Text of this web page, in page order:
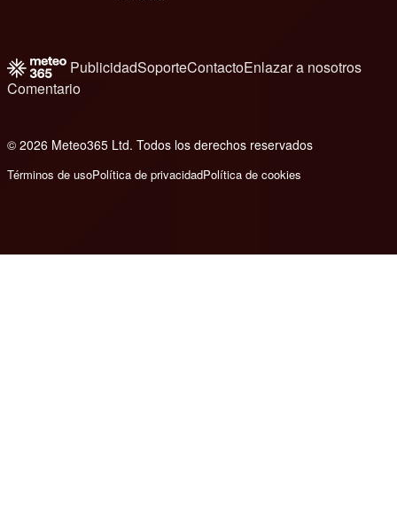
PublicidadSoporteContactoEnlazar a nosotros
Comentario
© 2026 Meteo365 Ltd. Todos los derechos reservados
Términos de usoPolítica de privacidadPolítica de cookies